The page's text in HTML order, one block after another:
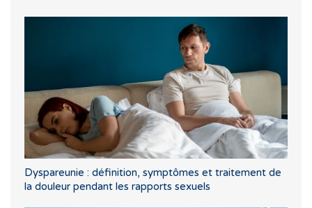
Dyspareunie : définition, symptômes et traitement de
la douleur pendant les rapports sexuels